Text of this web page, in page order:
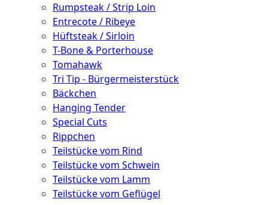
Rumpsteak / Strip Loin
Entrecote / Ribeye
Hüftsteak / Sirloin
T-Bone & Porterhouse
Tomahawk
Tri Tip - Bürgermeisterstück
Bäckchen
Hanging Tender
Special Cuts
Rippchen
Teilstücke vom Rind
Teilstücke vom Schwein
Teilstücke vom Lamm
Teilstücke vom Geflügel